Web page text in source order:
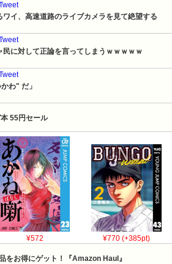
ワイ、高速道路のライブカメラを見て絶望する
民に対して正論を言ってしまうｗｗｗｗｗ
わ" だ」
55円セール
¥572 ¥770 (+385pt)
をお得にゲット！『Amazon Haul』